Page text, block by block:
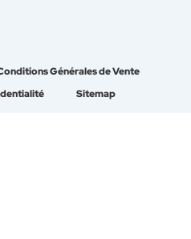
Générales de Vente
Sitemap